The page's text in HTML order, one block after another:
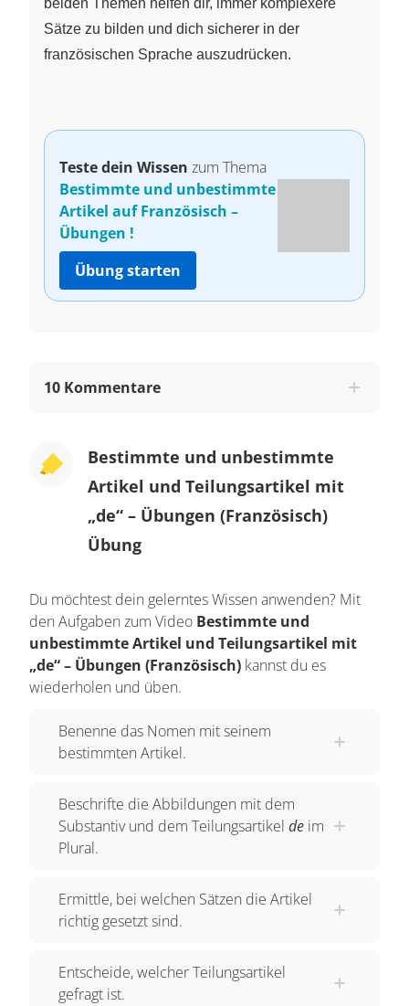
beiden Themen helfen dir, immer komplexere
Sätze zu bilden und dich sicherer in der
französischen Sprache auszudrücken.
Teste dein Wissen zum Thema
Bestimmte und unbestimmte
Artikel auf Französisch –
Übungen !
Übung starten
10 Kommentare
Bestimmte und unbestimmte
Artikel und Teilungsartikel mit
„de“ – Übungen (Französisch)
Übung
Du möchtest dein gelerntes Wissen anwenden? Mit
den Aufgaben zum Video Bestimmte und
unbestimmte Artikel und Teilungsartikel mit
„de“ – Übungen (Französisch) kannst du es
wiederholen und üben.
Benenne das Nomen mit seinem
bestimmten Artikel.
Beschrifte die Abbildungen mit dem
Substantiv und dem Teilungsartikel de im
Plural.
Ermittle, bei welchen Sätzen die Artikel
richtig gesetzt sind.
Entscheide, welcher Teilungsartikel
gefragt ist.